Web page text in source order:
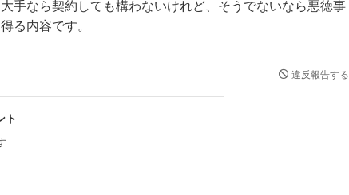
手なら契約しても構わないけれど、そうでないなら悪徳事
る内容です。
違反報告する
ト